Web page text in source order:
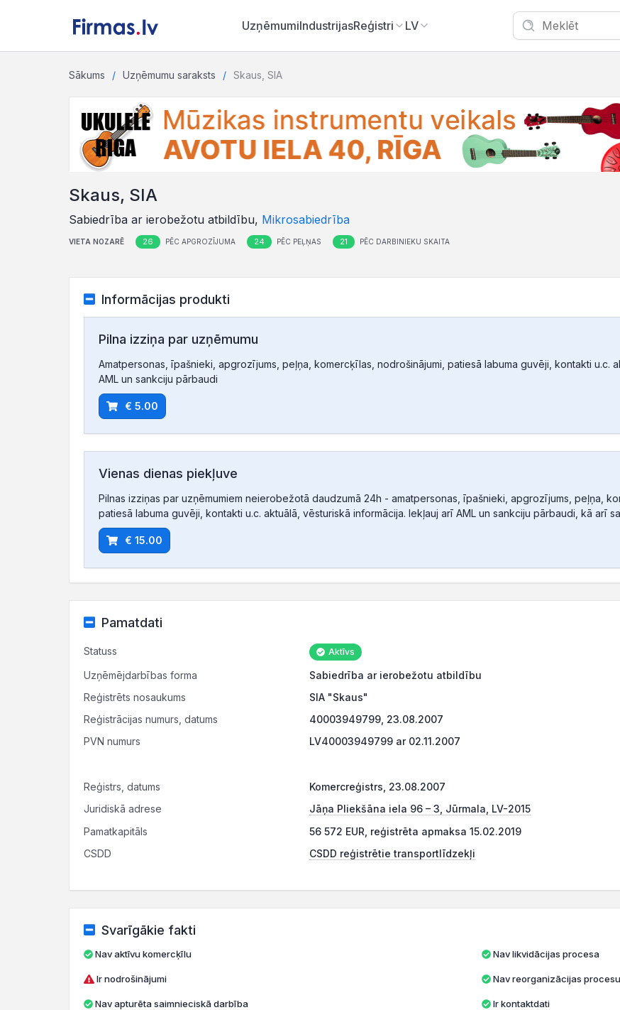
UzņēmumiIndustrijasReģistri LV
Sākums Uzņēmumu saraksts Skaus, SIA
Skaus, SIA
Sabiedrība ar ierobežotu atbildību, Mikrosabiedrība
VIETA NOZARĒ 26 PĒC APGROZĪJUMA 24 PĒC PEĻŅAS 21 PĒC DARBINIEKU SKAITA
Informācijas produkti
Pilna izziņa par uzņēmumu
Amatpersonas, īpašnieki, apgrozījums, peļņa, komercķīlas, nodrošinājumi, patiesā labuma guvēji, kontakti u.c.
AML un sankciju pārbaudi
€ 5.00
Vienas dienas piekļuve
Pilnas izziņas par uzņēmumiem neierobežotā daudzumā 24h - amatpersonas, īpašnieki, apgrozījums, peļņa,
patiesā labuma guvēji, kontakti u.c. aktuālā, vēsturiskā informācija. Iekļauj arī AML un sankciju pārbaudi, kā arī
€ 15.00
Pamatdati
Statuss Aktīvs
Uzņēmējdarbības forma
Sabiedrība ar ierobežotu atbildību
Reģistrēts nosaukums
SIA "Skaus"
Reģistrācijas numurs, datums
40003949799, 23.08.2007
PVN numurs
LV40003949799 ar 02.11.2007
Reģistrs, datums
Komercreģistrs, 23.08.2007
Juridiskā adrese
Jāņa Pliekšāna iela 96 – 3, Jūrmala, LV-2015
Pamatkapitāls
56 572 EUR, reģistrēta apmaksa 15.02.2019
CSDD
CSDD reģistrētie transportlīdzekļi
Svarīgākie fakti
Nav aktīvu komercķīlu
Ir nodrošinājumi
Nav apturēta saimnieciskā darbība
Nav likvidācijas procesa
Nav reorganizācijas procesu
Ir kontaktdati